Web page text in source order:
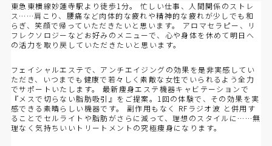
東急東横線妙蓮寺駅より徒歩1分。 忙しい仕事、人間関係のストレ
ス……肩こり、腰痛など肉体的な疲れや精神的な疲れが少しでも和
らぎ、笑顔で帰っていただきたいと思います。 アロマセラピー、リ
フレクソロジーなどお好みのメニューで、心や身体を休めて明日へ
の活力を取り戻していただきたいと思います。
フェイシャルエステで、アンチエイジングの効果を是非実感してい
ただき、いつまでも健康で若々しく素敵な女性でいられるよう全力
でサポートいたします。 最新痩身エステ機器キャビテーションで
『メスで切らない脂肪吸引』をご提案。1回の体験で、その効果を実
感できる素晴らしい機器です。 副作用もなく RFラジオ波 と併用す
ることでセルライトや脂肪がさらに減って、理想のスタイルに……無
理なく気持ちいいトリートメントの究極痩身になります。